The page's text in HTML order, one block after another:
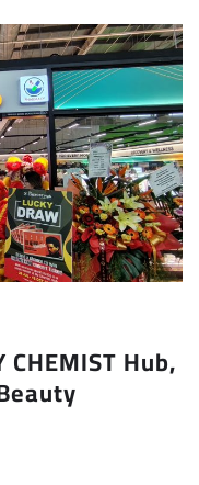
Hub,